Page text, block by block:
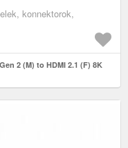
konnektorok,
2 (M) to HDMI 2.1 (F) 8K